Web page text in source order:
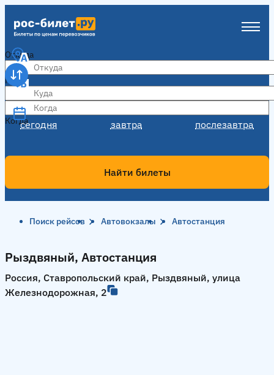
Откуда
Куда
Когда
сегодня завтра послезавтра
Когда
Найти билеты
Поиск рейсов Автовокзалы Автостанция
Рыздвяный, Автостанция
Россия, Ставропольский край, Рыздвяный, улица
Железнодорожная, 2